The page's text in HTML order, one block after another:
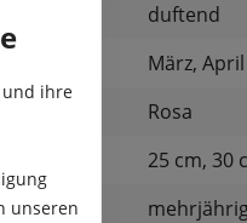
duftend
März, April
Rosa
25 cm, 30
und ihre
unseren